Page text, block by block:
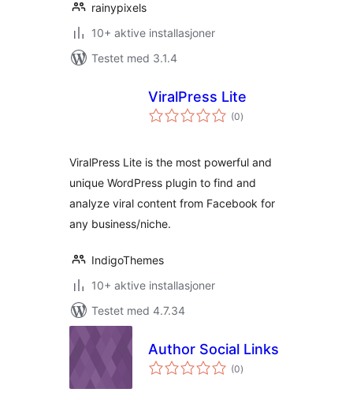
rainypixels
10+ aktive installasjoner
Testet med 3.1.4
ViralPress Lite
(0totale
vurderinger
)
ViralPress Lite is the most powerful and
unique WordPress plugin to find and
analyze viral content from Facebook for
any business/niche.
IndigoThemes
10+ aktive installasjoner
Testet med 4.7.34
Author Social Links
(0totale
vurderinger
)